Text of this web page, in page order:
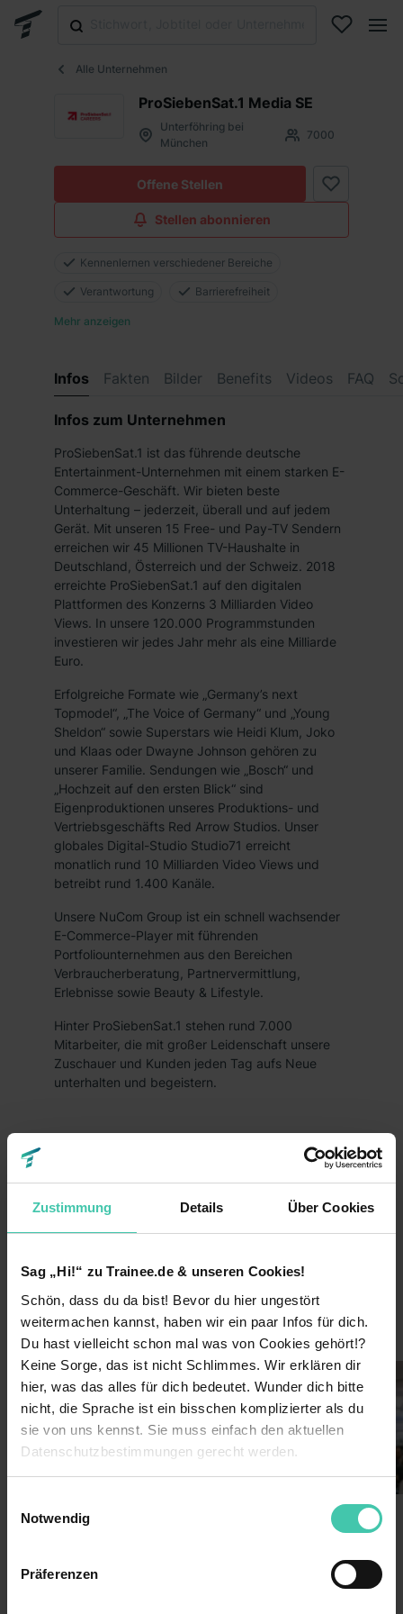
Zustimmung Details Über Cookies
Sag „Hi!“ zu Trainee.de & unseren Cookies!
Schön, dass du da bist! Bevor du hier ungestört
weitermachen kannst, haben wir ein paar Infos für dich.
Du hast vielleicht schon mal was von Cookies gehört!?
Keine Sorge, das ist nicht Schlimmes. Wir erklären dir
hier, was das alles für dich bedeutet. Wunder dich bitte
nicht, die Sprache ist ein bisschen komplizierter als du
sie von uns kennst. Sie muss einfach den aktuellen
Datenschutzbestimmungen gerecht werden.
Benutzung der Webseite getroffenen Einstellungen zu
Notwendig
Präferenzen
Alle Unternehmen
ProSiebenSat.1 Media SE
Unterföhring bei
München
7000
Offene Stellen
Stellen abonnieren
Kennenlernen verschiedener Bereiche
Verantwortung Barrierefreiheit
Mehr anzeigen
Infos Fakten Bilder Benefits Videos FAQ
Infos zum Unternehmen
ProSiebenSat.1 ist das führende deutsche
Entertainment-Unternehmen mit einem starken E-
Commerce-Geschäft. Wir bieten beste
Unterhaltung – jederzeit, überall und auf jedem
Gerät. Mit unseren 15 Free- und Pay-TV Sendern
erreichen wir 45 Millionen TV-Haushalte in
Deutschland, Österreich und der Schweiz. 2018
erreichte ProSiebenSat.1 auf den digitalen
Plattformen des Konzerns 3 Milliarden Video
Views. In unsere 120.000 Programmstunden
investieren wir jedes Jahr mehr als eine Milliarde
Euro.
Erfolgreiche Formate wie „Germany’s next
Topmodel“, „The Voice of Germany“ und „Young
Sheldon“ sowie Superstars wie Heidi Klum, Joko
und Klaas oder Dwayne Johnson gehören zu
unserer Familie. Sendungen wie „Bosch“ und
„Hochzeit auf den ersten Blick“ sind
Eigenproduktionen unseres Produktions- und
Vertriebsgeschäfts Red Arrow Studios. Unser
globales Digital-Studio Studio71 erreicht
monatlich rund 10 Milliarden Video Views und
betreibt rund 1.400 Kanäle.
Unsere NuCom Group ist ein schnell wachsender
E-Commerce-Player mit führenden
Portfoliounternehmen aus den Bereichen
Verbraucherberatung, Partnervermittlung,
Erlebnisse sowie Beauty & Lifestyle.
Hinter ProSiebenSat.1 stehen rund 7.000
Mitarbeiter, die mit großer Leidenschaft unsere
Zuschauer und Kunden jeden Tag aufs Neue
unterhalten und begeistern.
Mitarbeiter 7000
Branche Journalismus & Medien
Einblicke ins Unternehmen